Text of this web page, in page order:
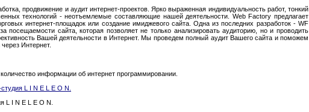
продвижение и аудит интернет-проектов. Ярко выраженная индивидуальность работ, тонкий
технологий - неотъемлемые составляющие нашей деятельности. Web Factory предлагает
интернет-площадок или создание имиджевого сайта. Одна из последних разработок - WF
посещаемости сайта, которая позволяет не только анализировать аудиторию, но и проводить
Вашей деятельности в Интернет. Мы проведем полный аудит Вашего сайта и поможем
Интернет.
информации об интернет программировании.
L I N E L E O N.
L I N E L E O N.